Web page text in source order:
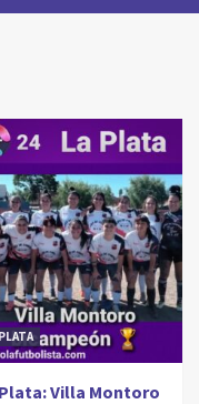
Villa Montoro